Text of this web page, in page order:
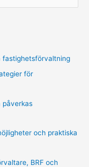
fastighetsförvaltning
för
påverkas
och praktiska
BRF och